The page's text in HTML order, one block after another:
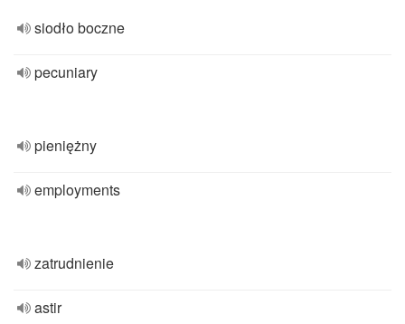
siodło boczne
pecuniary
pieniężny
employments
zatrudnienie
astir